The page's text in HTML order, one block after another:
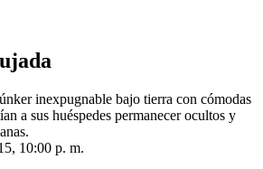
inexpugnable bajo tierra con cómodas
a sus huéspedes permanecer ocultos y
10:00 p. m.